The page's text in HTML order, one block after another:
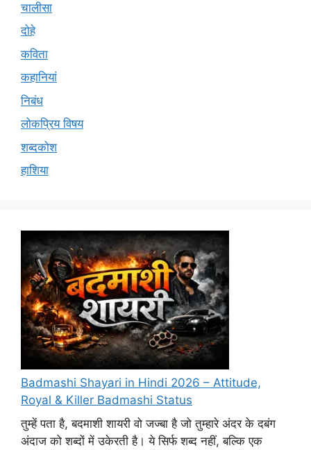
चालीसा
दोहे
कविता
कहानियां
निबंध
लोकप्रिय विषय
शब्दकोश
हाशिया
Badmashi Shayari in Hindi 2026 – Attitude,
Royal & Killer Badmashi Status
तुम्हें पता है, बदमाशी शायरी वो जज्बा है जो तुम्हारे अंदर के दबंग
अंदाज को शब्दों में उकेरती है। ये सिर्फ शब्द नहीं, बल्कि एक